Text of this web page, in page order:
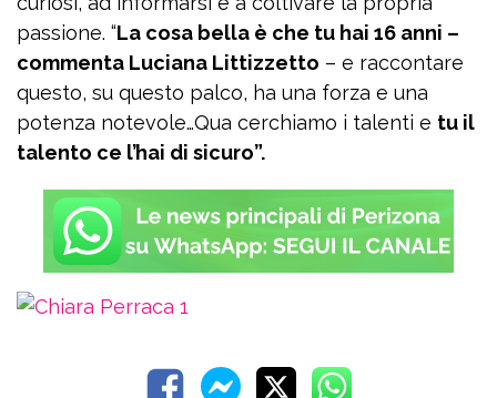
passione. “La cosa bella è che tu hai 16 anni –
commenta Luciana Littizzetto – e raccontare
questo, su questo palco, ha una forza e una
potenza notevole…Qua cerchiamo i talenti e tu il
talento ce l’hai di sicuro”.